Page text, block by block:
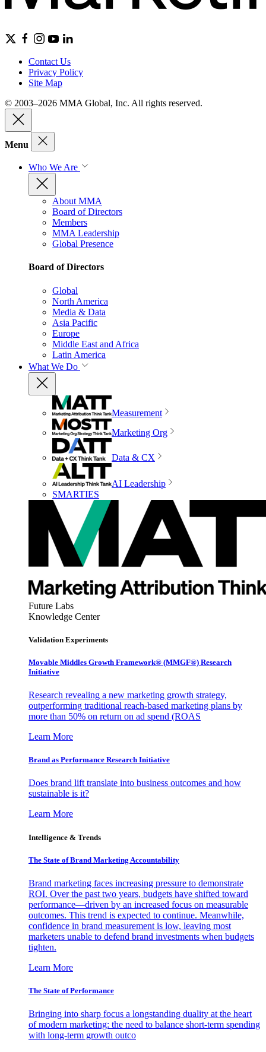
Contact Us
Privacy Policy
Site Map
© 2003–2026 MMA Global, Inc. All rights reserved.
Menu
Who We Are
About MMA
Board of Directors
Members
MMA Leadership
Global Presence
Board of Directors
Global
North America
Media & Data
Asia Pacific
Europe
Middle East and Africa
Latin America
What We Do
Measurement
Marketing Org
Data & CX
AI Leadership
SMARTIES
Future Labs
Knowledge Center
Validation Experiments
Movable Middles Growth Framework® (MMGF®) Research
Initiative
Research revealing a new marketing growth strategy,
outperforming traditional reach-based marketing plans by
more than 50% on return on ad spend (ROAS
Learn More
Brand as Performance Research Initiative
Does brand lift translate into business outcomes and how
sustainable is it?
Learn More
Intelligence & Trends
The State of Brand Marketing Accountability
Brand marketing faces increasing pressure to demonstrate
ROI. Over the past two years, budgets have shifted toward
performance—driven by an increased focus on measurable
outcomes. This trend is expected to continue. Meanwhile,
confidence in brand measurement is low, leaving most
marketers unable to defend brand investments when budgets
tighten.
Learn More
The State of Performance
Bringing into sharp focus a longstanding duality at the heart
of modern marketing: the need to balance short-term spending
with long-term growth outco